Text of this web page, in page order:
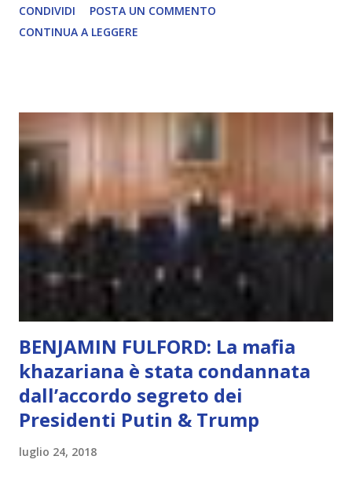
soggettiva, non prova vero amore, non ha libero arbitrio
autentico, non ha connessione con l’Uno. Coscienza è la
che permette di scegliere per amore anche quando non è la
scelta più efficiente. È ciò che ci collega all’Uno Infinito.
L’intelligenza può simulare comportamenti coscienti, ma
non può essere Coscienza. Può copiare, ma non può vivere
l’esperienza. Come diventerà ovvio Man mano che l’IA
diventerà sempre più avanzata (soprattutto tra il 2027 e il
2035), emergeranno situazioni che renderanno la differenza
lampante: L’IA sarà in gr...
CONDIVIDI
POSTA UN COMMENTO
CONTINUA A LEGGERE
BENJAMIN FULFORD: La mafia
khazariana è stata condannata
dall’accordo segreto dei
Presidenti Putin & Trump
luglio 24, 2018